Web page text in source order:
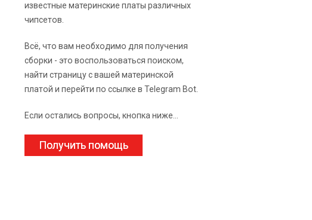
известные материнские платы различных
чипсетов.
Всё, что вам необходимо для получения
сборки - это воспользоваться поиском,
найти страницу с вашей материнской
платой и перейти по ссылке в Telegram Bot.
Если остались вопросы, кнопка ниже...
Получить помощь